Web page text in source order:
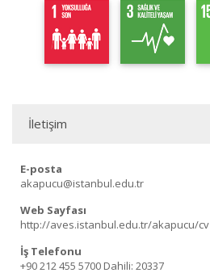
İletişim
E-posta
akapucu@istanbul.edu.tr
Web Sayfası
http://aves.istanbul.edu.tr/akapucu/cv
İş Telefonu
+90 212 455 5700 Dahili: 20337